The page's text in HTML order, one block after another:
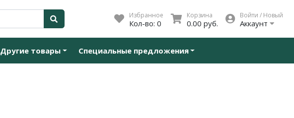
Избранное
Кол-во: 0
Корзина
0.00 руб.
Войти / Новый
Аккаунт
Другие товары Специальные предложения